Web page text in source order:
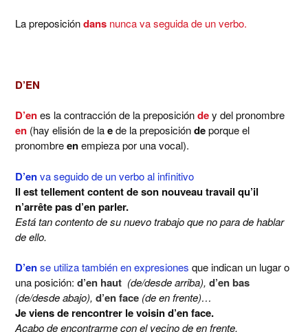
La preposicióndans nunca va seguida de un verbo.
D’EN
D’enes la contracción de la preposicióndey del pronombre
en (hay elisión de laede la preposicióndeporque el
pronombreenempieza por una vocal).
D’enva seguido de un verbo al infinitivo
Il est tellement content de son nouveau travail qu’il
n’arrête pas d’en parler.
Está tan contento de su nuevo trabajo que no para de hablar
de ello.
D’ense utiliza también en expresiones que indican un lugar o
una posición: d’en haut (de/desde arriba), d’en bas
(de/desde abajo), d’en face (de en frente)…
Je viens de rencontrer le voisin d’en face.
Acabo de encontrarme con el vecino de en frente.